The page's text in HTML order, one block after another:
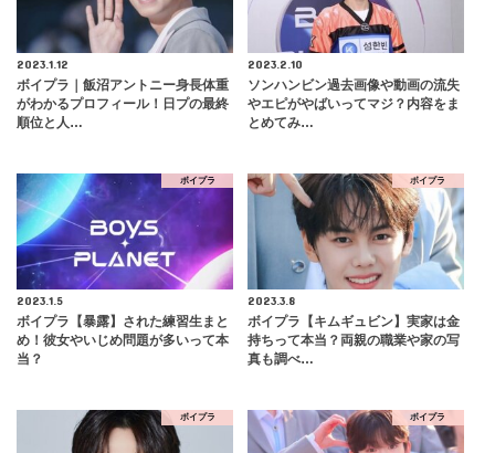
2023.1.12
ボイプラ｜飯沼アントニー身長体重
がわかるプロフィール！日プの最終
順位と人…
2023.2.10
ソンハンビン過去画像や動画の流失
やエピがやばいってマジ？内容をま
とめてみ…
ボイプラ
2023.1.5
ボイプラ【暴露】された練習生まと
め！彼女やいじめ問題が多いって本
当？
ボイプラ
2023.3.8
ボイプラ【キムギュビン】実家は金
持ちって本当？両親の職業や家の写
真も調べ…
ボイプラ ボイプラ